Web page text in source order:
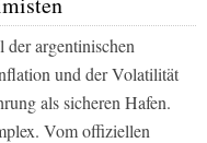
argentinischen
und der Volatilität
als sicheren Hafen.
Vom offiziellen